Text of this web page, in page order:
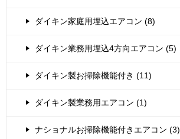
ダイキン家庭用埋込エアコン (8)
ダイキン業務用埋込4方向エアコン (5)
ダイキン製お掃除機能付き (11)
ダイキン製業務用エアコン (1)
ナショナルお掃除機能付きエアコン (3)